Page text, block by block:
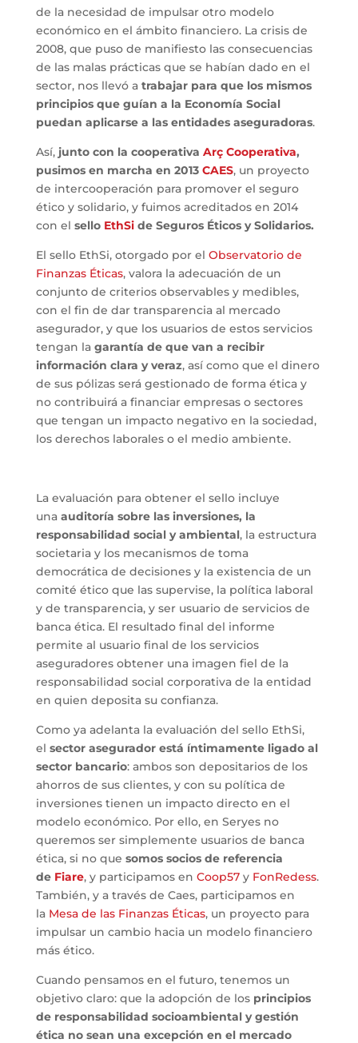
de la necesidad de impulsar otro modelo
económico en el ámbito financiero. La crisis de
2008, que puso de manifiesto las consecuencias
de las malas prácticas que se habían dado en el
sector, nos llevó a trabajar para que los mismos
principios que guían a la Economía Social
puedan aplicarse a las entidades aseguradoras.
Así, junto con la cooperativa Arç Cooperativa,
pusimos en marcha en 2013 CAES, un proyecto
de intercooperación para promover el seguro
ético y solidario, y fuimos acreditados en 2014
con el sello EthSide Seguros Éticos y Solidarios.
El sello EthSi, otorgado por el Observatorio de
Finanzas Éticas, valora la adecuación de un
conjunto de criterios observables y medibles,
con el fin de dar transparencia al mercado
asegurador, y que los usuarios de estos servicios
tengan la garantía de que van a recibir
información clara y veraz, así como que el dinero
de sus pólizas será gestionado de forma ética y
no contribuirá a financiar empresas o sectores
que tengan un impacto negativo en la sociedad,
los derechos laborales o el medio ambiente.
La evaluación para obtener el sello incluye
una auditoría sobre las inversiones, la
responsabilidad social y ambiental, la estructura
societaria y los mecanismos de toma
democrática de decisiones y la existencia de un
comité ético que las supervise, la política laboral
y de transparencia, y ser usuario de servicios de
banca ética. El resultado final del informe
permite al usuario final de los servicios
aseguradores obtener una imagen fiel de la
responsabilidad social corporativa de la entidad
en quien deposita su confianza.
Como ya adelanta la evaluación del sello EthSi,
el sector asegurador está íntimamente ligado al
sector bancario: ambos son depositarios de los
ahorros de sus clientes, y con su política de
inversiones tienen un impacto directo en el
modelo económico. Por ello, en Seryes no
queremos ser simplemente usuarios de banca
ética, si no que somos socios de referencia
de Fiare, y participamos en Coop57y FonRedess.
También, y a través de Caes, participamos en
la Mesa de las Finanzas Éticas, un proyecto para
impulsar un cambio hacia un modelo financiero
más ético.
Cuando pensamos en el futuro, tenemos un
objetivo claro: que la adopción de los principios
de responsabilidad socioambiental y gestión
ética no sean una excepción en el mercado